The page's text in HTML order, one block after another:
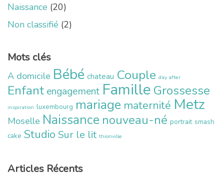
Naissance (20)
Non classifié (2)
Mots clés
A domicile Bébé chateau Couple day after
Enfant engagement Famille Grossesse
inspiration luxembourg mariage maternité Metz
Moselle Naissance nouveau-né portrait smash
cake Studio Sur le lit thionville
Articles Récents